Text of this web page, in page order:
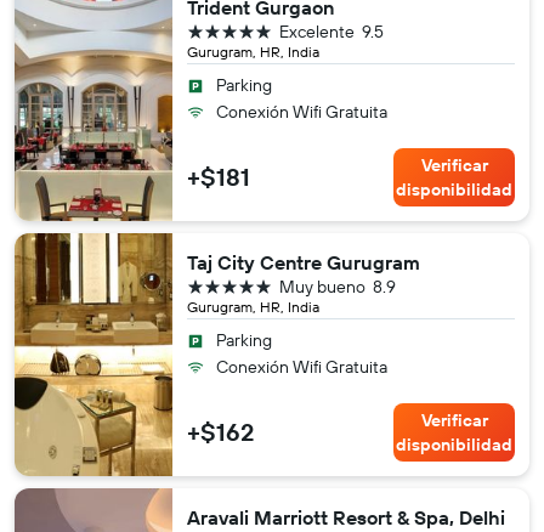
Trident Gurgaon
Gurugram, HR, India
9.5
Excelente
5 estrellas
Parking
Conexión Wifi Gratuita
+$181
Verificar
disponibilidad
Taj City Centre Gurugram
Gurugram, HR, India
8.9
Muy bueno
5 estrellas
Parking
Conexión Wifi Gratuita
+$162
Verificar
disponibilidad
Aravali Marriott Resort & Spa, Delhi